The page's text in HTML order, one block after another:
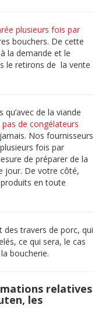
plusieurs fois par
bouchers. De cette
la demande et le
le retirons de la vente
de la viande
pas de congélateurs
jamais. Nos fournisseurs
fois par
de préparer de la
jour. De votre côté,
en toute
des travers de porc, qui
ce qui sera, le cas
boucherie.
relatives
les